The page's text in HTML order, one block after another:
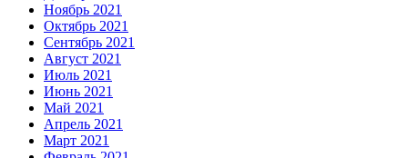
Ноябрь 2021
Октябрь 2021
Сентябрь 2021
Август 2021
Июль 2021
Июнь 2021
Май 2021
Апрель 2021
Март 2021